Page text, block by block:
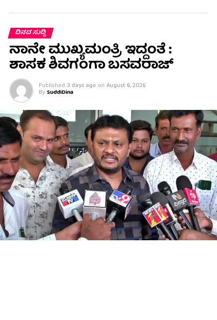
ದಿನದ ಸುದ್ದಿ
ನಾನೇ ಮುಖ್ಯಮಂತ್ರಿ ಇದ್ದಂತೆ :
ಶಾಸಕ ಶಿವಗಂಗಾ ಬಸವರಾಜ್
Published 3 days ago on August 6, 2026
By SuddiDina